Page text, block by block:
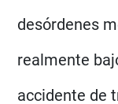
desórdenes
realmente
accidente de